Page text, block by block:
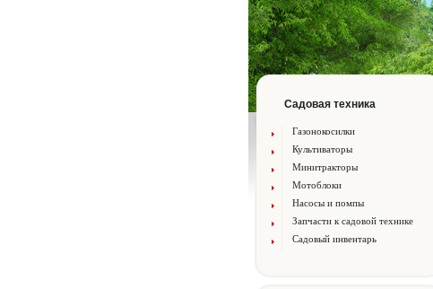
Садовая техника
Газонокосилки
Культиваторы
Минитракторы
Мотоблоки
Насосы и помпы
Запчасти к садовой технике
Садовый инвентарь